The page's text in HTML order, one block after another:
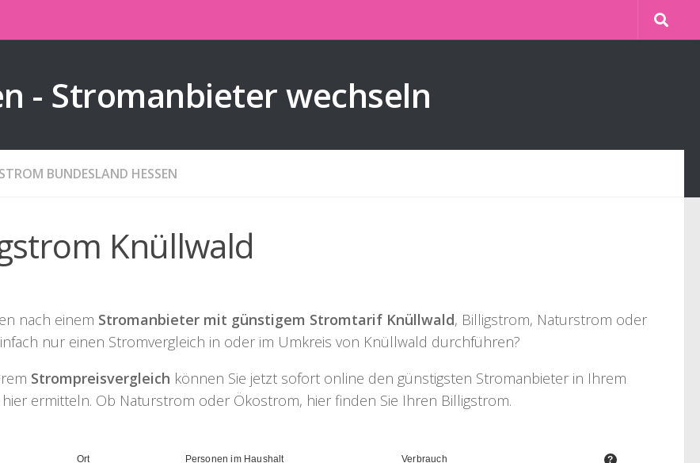
- Stromanbieter wechseln
BUNDESLAND HESSEN
Knüllwald
nach einem Stromanbieter mit günstigem Stromtarif Knüllwald, Billigstrom, Naturstrom oder
nur einen Stromvergleich in oder im Umkreis von Knüllwald durchführen?
Strompreisvergleich können Sie jetzt sofort online den günstigsten Stromanbieter in Ihrem
ermitteln. Ob Naturstrom oder Ökostrom, hier finden Sie Ihren Billigstrom.